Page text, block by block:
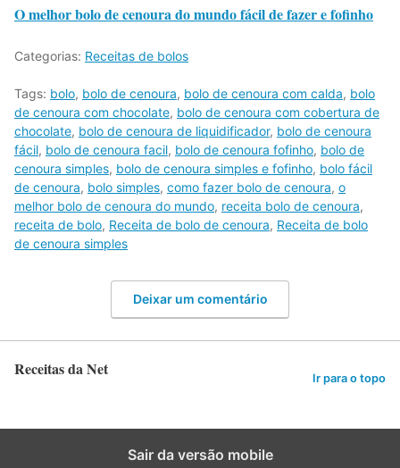
O melhor bolo de cenoura do mundo fácil de fazer e fofinho
Categorias: Receitas de bolos
Tags: bolo, bolo de cenoura, bolo de cenoura com calda, bolo
de cenoura com chocolate, bolo de cenoura com cobertura de
chocolate, bolo de cenoura de liquidificador, bolo de cenoura
fácil, bolo de cenoura facil, bolo de cenoura fofinho, bolo de
cenoura simples, bolo de cenoura simples e fofinho, bolo fácil
de cenoura, bolo simples, como fazer bolo de cenoura, o
melhor bolo de cenoura do mundo, receita bolo de cenoura,
receita de bolo, Receita de bolo de cenoura, Receita de bolo
de cenoura simples
Deixar um comentário
Receitas da Net Ir para o topo
Sair da versão mobile